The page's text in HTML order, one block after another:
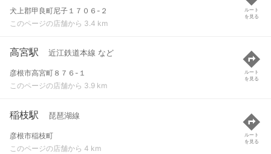
犬上郡甲良町尼子１７０６-２
このページの店舗から 3.4 km
ルート
を見る
高宮駅 近江鉄道本線 など
彦根市高宮町８７６-１
このページの店舗から 3.9 km
ルート
を見る
稲枝駅 琵琶湖線
彦根市稲枝町
このページの店舗から 4 km
ルート
を見る